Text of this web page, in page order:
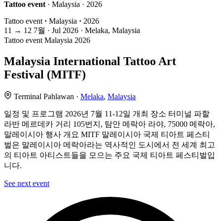
Tattoo event · Malaysia · 2026
Tattoo event · Malaysia · 2026
11 → 12 7월 · Jul 2026 · Melaka, Malaysia
Tattoo event Malaysia 2026
Malaysia International Tattoo Art
Festival (MITF)
Terminal Pahlawan · Melaka, Malaysia
일정 및 프로그램 2026년 7월 11-12일 개최 장소 터미널 파할
라반 메르데카 거리 105번지, 탐안 메락아 라야, 75000 메락아,
말레이시아 행사 개요 MITF 말레이시아 국제 티아트 페스티
벌은 말레이시아 메락아라는 역사적인 도시에서 전 세계 최고
의 티아트 아티스트들을 모으는 주요 국제 티아트 페스티벌입
니다.
See next event